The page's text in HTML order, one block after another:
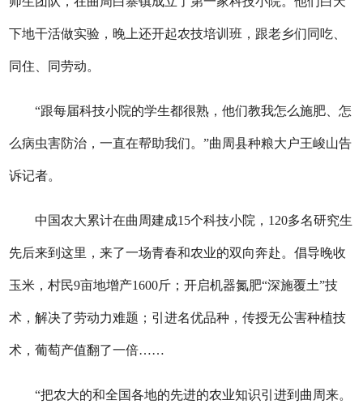
下地干活做实验，晚上还开起农技培训班，跟老乡们同吃、
同住、同劳动。
“跟每届科技小院的学生都很熟，他们教我怎么施肥、怎
么病虫害防治，一直在帮助我们。”曲周县种粮大户王峻山告
诉记者。
中国农大累计在曲周建成15个科技小院，120多名研究生
先后来到这里，来了一场青春和农业的双向奔赴。倡导晚收
玉米，村民9亩地增产1600斤；开启机器氮肥“深施覆土”技
术，解决了劳动力难题；引进名优品种，传授无公害种植技
术，葡萄产值翻了一倍……
“把农大的和全国各地的先进的农业知识引进到曲周来。